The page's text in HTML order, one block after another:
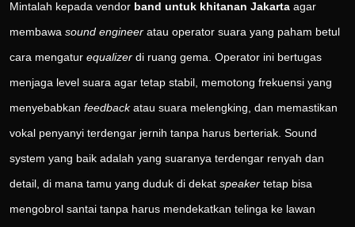
Mintalah kepada vendor band untuk khitanan Jakarta agar
membawa sound engineer atau operator suara yang paham betul
cara mengatur equalizer di ruang gema. Operator ini bertugas
menjaga level suara agar tetap stabil, memotong frekuensi yang
menyebabkan feedbackatau suara melengking, dan memastikan
vokal penyanyi terdengar jernih tanpa harus berteriak. Sound
system yang baik adalah yang suaranya terdengar renyah dan
detail, di mana tamu yang duduk di dekat speaker tetap bisa
mengobrol santai tanpa harus mendekatkan telinga ke lawan